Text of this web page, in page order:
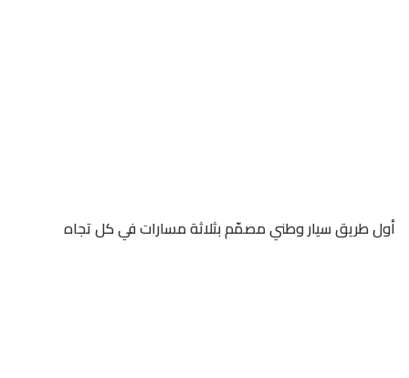
أول طريق سيار وطني مصمّم بثلاثة مسارات في كل تجاه